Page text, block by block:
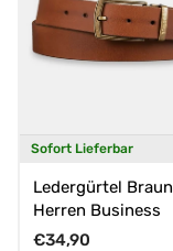
Sofort Lieferbar
Ledergürtel Braun
Herren Business
Normaler Preis
€34,90